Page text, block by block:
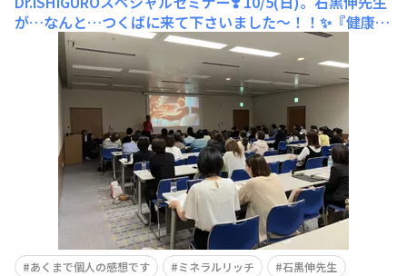
が…なんと…つくばに来て下さいました〜！！✨『健康は
家庭から〜家族に健康マイスターをつくろう〜』前の日に
は地元の新潟にも♡ 人の身体は建物と一緒で、年数が経
てば経つほどお金がかかる💰『安くて早くて美味しいも
の』は後で影響が出てくる。。。グサっと刺さりました💘
あくまで個人の感想です ミネラルリッチ
石黒伸先生